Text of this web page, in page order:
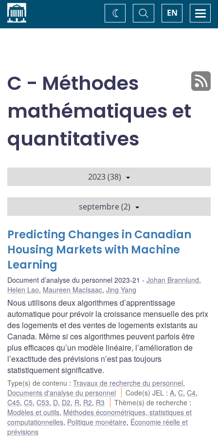
Accueil EN
Basculer
la
recherche
Changez
de
C - Méthodes
mathématiques et
quantitatives
2023 (38)
septembre (2)
Predicting Changes in Canadian
Housing Markets with Machine
Learning
Document d’analyse du personnel 2023-21 Johan Brannlund,
Helen Lao, Maureen MacIsaac, Jing Yang
Nous utilisons deux algorithmes d’apprentissage
automatique pour prévoir la croissance mensuelle des prix
des logements et des ventes de logements existants au
Canada. Même si ces algorithmes peuvent parfois être
plus efficaces qu’un modèle linéaire, l’amélioration de
l’exactitude des prévisions n’est pas toujours
statistiquement significative.
Type(s) de contenu : Travaux de recherche du personnel,
Documents d'analyse du personnel
Code(s) JEL :A,C,C4,
C45, C5, C53, D, D2, R, R2, R3 Thème(s) de recherche :
Modèles et outils, Méthodes économétriques, statistiques et
computationnelles, Politique monétaire, Économie réelle et
prévisions